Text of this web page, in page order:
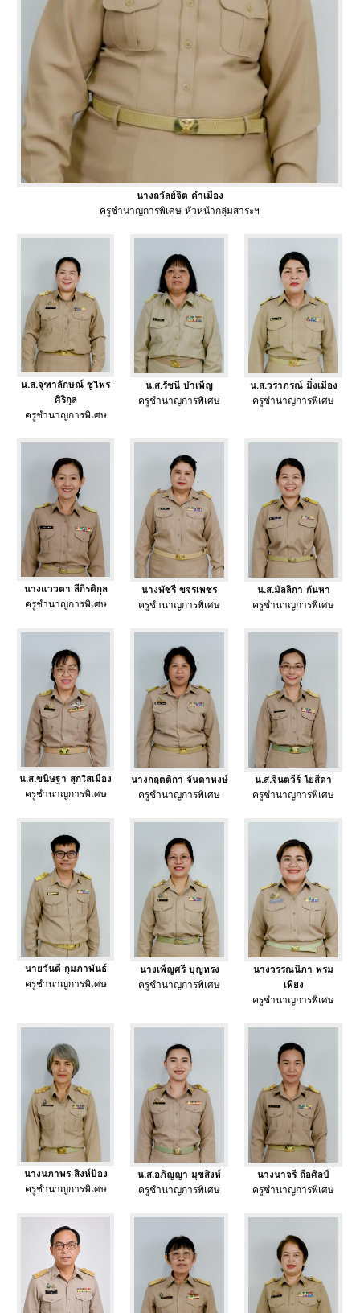
นางถวัลย์จิต คำเมือง
ครูชำนาญการพิเศษ หัวหน้ากลุ่มสาระฯ
น.ส.จุฑาลักษณ์ ชูไพร
ศิริกุล
ครูชำนาญการพิเศษ
น.ส.รัชนี บำเพ็ญ
ครูชำนาญการพิเศษ
น.ส.วราภรณ์ มิ่งเมือง
ครูชำนาญการพิเศษ
นางแววตา ลีกีรติกุล
ครูชำนาญการพิเศษ
นางพัชรี ขจรเพชร
ครูชำนาญการพิเศษ
น.ส.มัลลิกา กันหา
ครูชำนาญการพิเศษ
น.ส.ขนิษฐา สุกใสเมือง
ครูชำนาญการพิเศษ
นางกฤตติกา จันดาหงษ์
ครูชำนาญการพิเศษ
น.ส.จินตวีร์ โยสีดา
ครูชำนาญการพิเศษ
นายวันดี กุมภาพันธ์
ครูชำนาญการพิเศษ
นางเพ็ญศรี บุญทรง
ครูชำนาญการพิเศษ
นางวรรณนิภา พรม
เพียง
ครูชำนาญการพิเศษ
นางนภาพร สิงห์ป้อง
ครูชำนาญการพิเศษ
น.ส.อภิญญา มุขสิงห์
ครูชำนาญการพิเศษ
นางนาจรี ถือศิลป์
ครูชำนาญการพิเศษ